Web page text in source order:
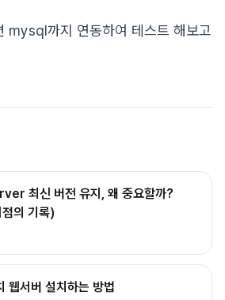
mysql까지 연동하여 테스트 해보고
최신 버전 유지, 왜 중요할까?
의 기록)
웹서버 설치하는 방법